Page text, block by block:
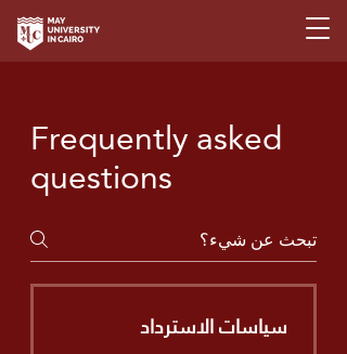
Frequently asked
questions
سياسات الاسترداد